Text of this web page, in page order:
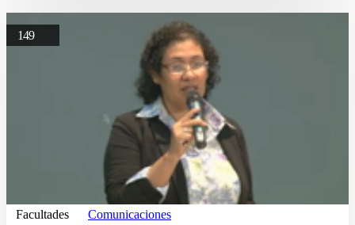
149
Facultades Comunicaciones